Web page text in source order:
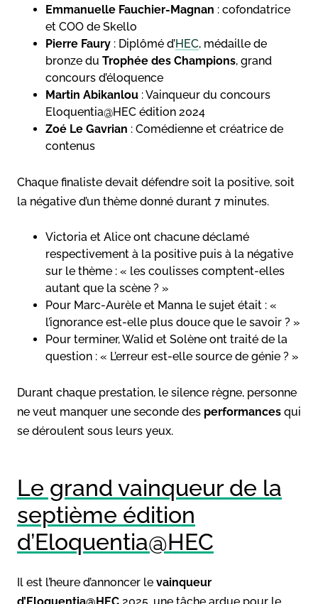
Emmanuelle Fauchier-Magnan : cofondatrice
et COO de Skello
Pierre Faury : Diplômé d’HEC, médaille de
bronze du Trophée des Champions, grand
concours d’éloquence
Martin Abikanlou : Vainqueur du concours
Eloquentia@HEC édition 2024
Zoé Le Gavrian : Comédienne et créatrice de
contenus
Chaque finaliste devait défendre soit la positive, soit
la négative d’un thème donné durant 7 minutes.
Victoria et Alice ont chacune déclamé
respectivement à la positive puis à la négative
sur le thème : « les coulisses comptent-elles
autant que la scène ? »
Pour Marc-Aurèle et Manna le sujet était : «
l’ignorance est-elle plus douce que le savoir ? »
Pour terminer, Walid et Solène ont traité de la
question : « L’erreur est-elle source de génie ? »
Durant chaque prestation, le silence règne, personne
ne veut manquer une seconde des performances qui
se déroulent sous leurs yeux.
Le grand vainqueur de la
septième édition
d’Eloquentia@HEC
Il est l’heure d’annoncer le vainqueur